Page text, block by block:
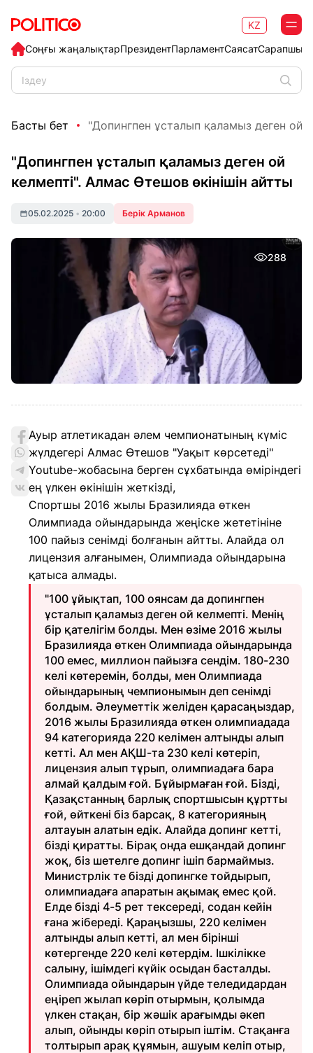
Соңғы жаңалықтарПрезидентПарламентСаясат
KZ
Басты бет "Допингпен ұсталып қаламыз деген ой
"Допингпен ұсталып қаламыз деген ой
келмепті". Алмас Өтешов өкінішін айтты
05.02.2025 • 20:00 Берік Арманов
288
Ауыр атлетикадан әлем чемпионатының күміс
жүлдегері Алмас Өтешов "Уақыт көрсетеді"
Youtube-жобасына берген сұхбатында өміріндегі
ең үлкен өкінішін жеткізді,
Спортшы 2016 жылы Бразилияда өткен
Олимпиада ойындарында жеңіске жететініне
100 пайыз сенімді болғанын айтты. Алайда ол
лицензия алғанымен, Олимпиада ойындарына
қатыса алмады.
"100 ұйықтап, 100 оянсам да допингпен
ұсталып қаламыз деген ой келмепті. Менің
бір қателігім болды. Мен өзіме 2016 жылы
Бразилияда өткен Олимпиада ойындарында
100 емес, миллион пайызға сендім. 180-230
келі көтеремін, болды, мен Олимпиада
ойындарының чемпионымын деп сенімді
болдым. Әлеуметтік желіден қарасаңыздар,
2016 жылы Бразилияда өткен олимпиадада
94 категорияда 220 келімен алтынды алып
кетті. Ал мен АҚШ-та 230 келі көтеріп,
лицензия алып тұрып, олимпиадаға бара
алмай қалдым ғой. Бұйырмаған ғой. Бізді,
Қазақстанның барлық спортшысын құртты
ғой, өйткені біз барсақ, 8 категорияның
алтауын алатын едік. Алайда допинг кетті,
бізді қиратты. Бірақ онда ешқандай допинг
жоқ, біз шетелге допинг ішіп бармаймыз.
Министрлік те бізді допингке тойдырып,
олимпиадаға апаратын ақымақ емес қой.
Елде бізді 4-5 рет тексереді, содан кейін
ғана жібереді. Қараңызшы, 220 келімен
алтынды алып кетті, ал мен бірінші
көтергенде 220 келі көтердім. Ішкілікке
салыну, ішімдегі күйік осыдан басталды.
Олимпиада ойындарын үйде теледидардан
еңіреп жылап көріп отырмын, қолымда
үлкен стақан, бір жәшік арағымды әкеп
алып, ойынды көріп отырып іштім. Стақанға
толтырып арақ құямын, ашуым келіп отыр,